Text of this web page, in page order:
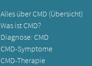
Alles über CMD (Übersicht)
Was ist CMD?
Diagnose: CMD
CMD-Symptome
CMD-Therapie